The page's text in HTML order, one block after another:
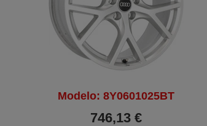
Modelo: 8Y0601025BT
746,13 €